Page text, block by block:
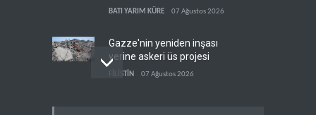
zorlanıyor
BATI YARIM KÜRE 07 Ağustos 2026
Gazze'nin yeniden inşası
yerine askeri üs projesi
FİLİSTİN 07 Ağustos 2026